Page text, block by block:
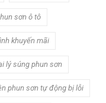
sơn ô tô
khuyến mãi
lý súng phun sơn
phun sơn tự động bị lỗi